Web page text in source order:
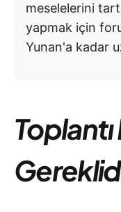
meselelerini
yapmak için
Yunan'a kadar